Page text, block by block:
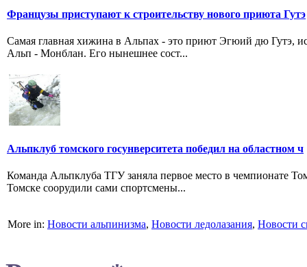
Французы приступают к строительству нового приюта Гутэ
Самая главная хижина в Альпах - это приют Эгюий дю Гутэ,
Альп - Монблан. Его нынешнее сост...
Альпклуб томского госунверситета победил на областном ч
Команда Альпклуба ТГУ заняла первое место в чемпионате
Томске соорудили сами спортсмены...
More in: Новости альпинизма, Новости ледолазания, Новости